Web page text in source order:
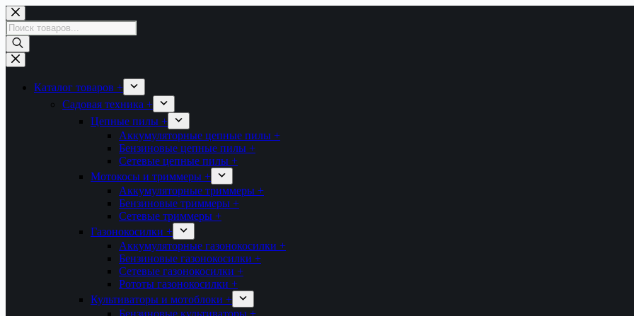
Перейти
к
сути
Поиск
товаров
Каталог товаров +
Садовая техника +
Цепные пилы +
Аккумуляторные цепные пилы +
Бензиновые цепные пилы +
Сетевые цепные пилы +
Мотокосы и триммеры +
Аккумуляторные триммеры +
Бензиновые триммеры +
Сетевые триммеры +
Газонокосилки +
Аккумуляторные газонокосилки +
Бензиновые газонокосилки +
Сетевые газонокосилки +
Рототы газонокосилки +
Культиваторы и мотоблоки +
Бензиновые культиваторы +